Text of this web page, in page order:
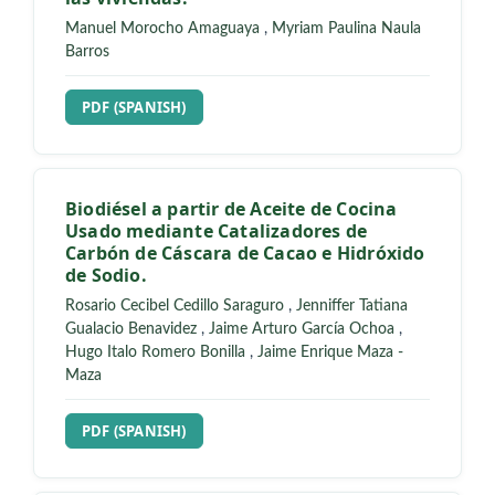
Manuel Morocho Amaguaya , Myriam Paulina Naula
Barros
REQUIRES SUBSCRIPTION
PDF (SPANISH)
Biodiésel a partir de Aceite de Cocina
Usado mediante Catalizadores de
Carbón de Cáscara de Cacao e Hidróxido
de Sodio.
Rosario Cecibel Cedillo Saraguro , Jenniffer Tatiana
Gualacio Benavidez , Jaime Arturo García Ochoa ,
Hugo Italo Romero Bonilla , Jaime Enrique Maza -
Maza
REQUIRES SUBSCRIPTION
PDF (SPANISH)